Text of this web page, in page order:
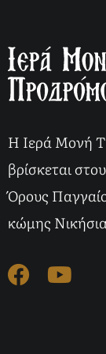
Η Ιερά Μονή
βρίσκεται
Όρους
κώμης